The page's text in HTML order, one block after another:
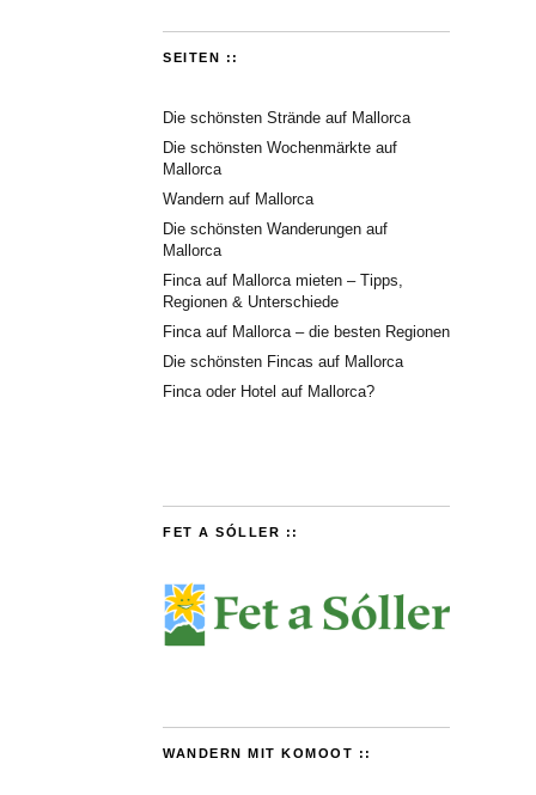
SEITEN ::
Die schönsten Strände auf Mallorca
Die schönsten Wochenmärkte auf
Mallorca
Wandern auf Mallorca
Die schönsten Wanderungen auf
Mallorca
Finca auf Mallorca mieten – Tipps,
Regionen & Unterschiede
Finca auf Mallorca – die besten Regionen
Die schönsten Fincas auf Mallorca
Finca oder Hotel auf Mallorca?
FET A SÓLLER ::
WANDERN MIT KOMOOT ::